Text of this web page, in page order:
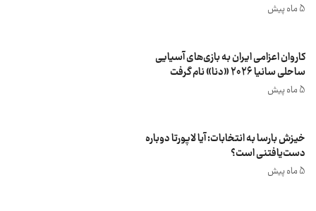
5 ماه پیش
کاروان اعزامی ایران به بازی‌های آسیایی
ساحلی سانیا 2026 «دنا» نام گرفت
5 ماه پیش
خیزش بارسا به انتخابات: آیا لاپورتا دوباره
دست‌یافتنی است؟
5 ماه پیش